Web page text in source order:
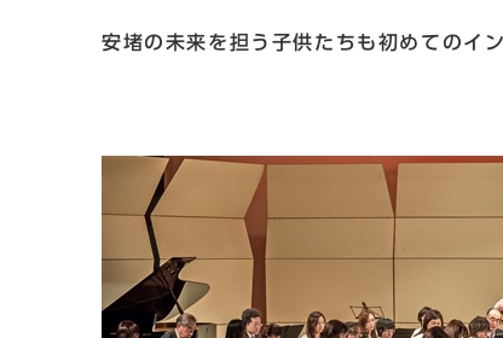
安堵の未来を担う子供たちも初めて